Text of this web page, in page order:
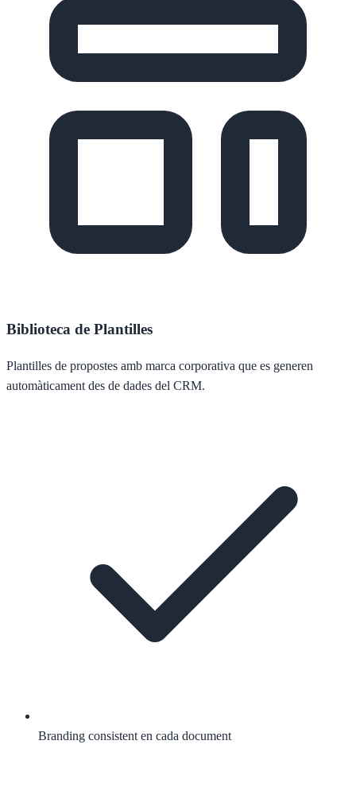
Biblioteca de Plantilles
Plantilles de propostes amb marca corporativa que es generen
automàticament des de dades del CRM.
Branding consistent en cada document